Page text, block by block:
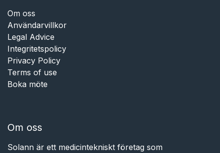
Om oss
Användarvillkor
Legal Advice
Integritetspolicy
Privacy Policy
Terms of use
Boka möte
Om oss
Solann är ett medicintekniskt företag som